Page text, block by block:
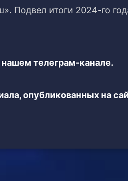
Подвел итоги 2024-го
телеграм-канале.
опубликованных на